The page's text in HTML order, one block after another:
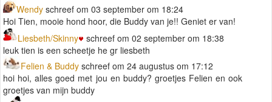
Wendy schreef om 03 september om 18:24
Hoi Tien, mooie hond hoor, die Buddy van je!! Geniet er van!
Liesbeth/Skinny
schreef om 02 september om 18:38
leuk tien is een scheetje he gr liesbeth
Felien & Buddy schreef om 24 augustus om 17:12
hoi hoi, alles goed met jou en buddy? groetjes Felien en ook
groetjes van mijn buddy